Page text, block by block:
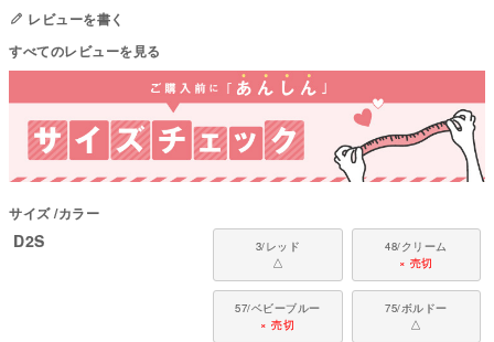
●本体：アウトラスト(レーヨン95%。ポリウレタン5%)
●日本製：MADE IN JAPAN
●伸縮性(5段階)：5
●お洗濯について：手洗い又は、洗濯ネットを使用。アイロンは、当て布を
して中温。 ファスナー・ボタン・面テープがある商品は、しっかり止めた状
態で洗濯をしてください
国内の縫製工場と連携して、一つひとつ丁寧に仕上げています。心地よい着
乾燥機はお控えください。
カニンヘン・ミニチュアダックス、ダックスフンド、シーズー、チワワ、パ
ピヨン、ポメラニアン、マルチーズ、トイプードル、ミニチュアシュナウザ
レビューを書く
すべてのレビューを見る
サイズ カラー
D2S
3/レッド
△
48/クリーム
× 売切
57/ベビーブルー
× 売切
75/ボルドー
△